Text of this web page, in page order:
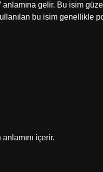
anlamına gelir. Bu isim
bu isim genellikle
içerir.